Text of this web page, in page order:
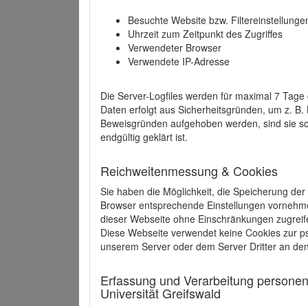
Besuchte Website bzw.
Uhrzeit zum Zeitpunkt des Zugriffes
Verwendeter Browser
Verwendete IP-Adresse
Die Server-Logfiles werden für maximal 7
Daten erfolgt aus Sicherheitsgründen, um z.
Beweisgründen aufgehoben werden, sind sie
endgültig geklärt ist.
Reichweitenmessung & Cookies
Sie haben die Möglichkeit, die Speicherung
Browser entsprechende Einstellungen
dieser Webseite ohne Einschränkungen
Diese Webseite verwendet keine Cookies zur
unserem Server oder dem Server Dritter an
Erfassung und Verarbeitung
Universität Greifswald